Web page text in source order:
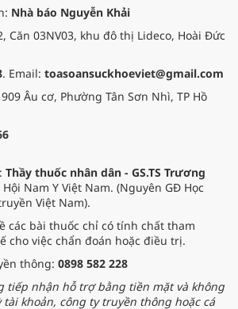
Nhà báo Nguyễn Khải
Căn 03NV03, khu đô thị Lideco, Hoài Đức
. Email: toasoansuckhoeviet@gmail.com
Âu cơ, Phường Tân Sơn Nhì, TP Hồ
Thầy thuốc nhân dân - GS.TS Trương
Nam Y Việt Nam. (Nguyên GĐ Học
Việt Nam).
các bài thuốc chỉ có tính chất tham
cho việc chẩn đoán hoặc điều trị.
thông: 0898 582 228
tiếp nhận hỗ trợ bằng tiền mặt và không
tài khoản, công ty truyền thông hoặc cá